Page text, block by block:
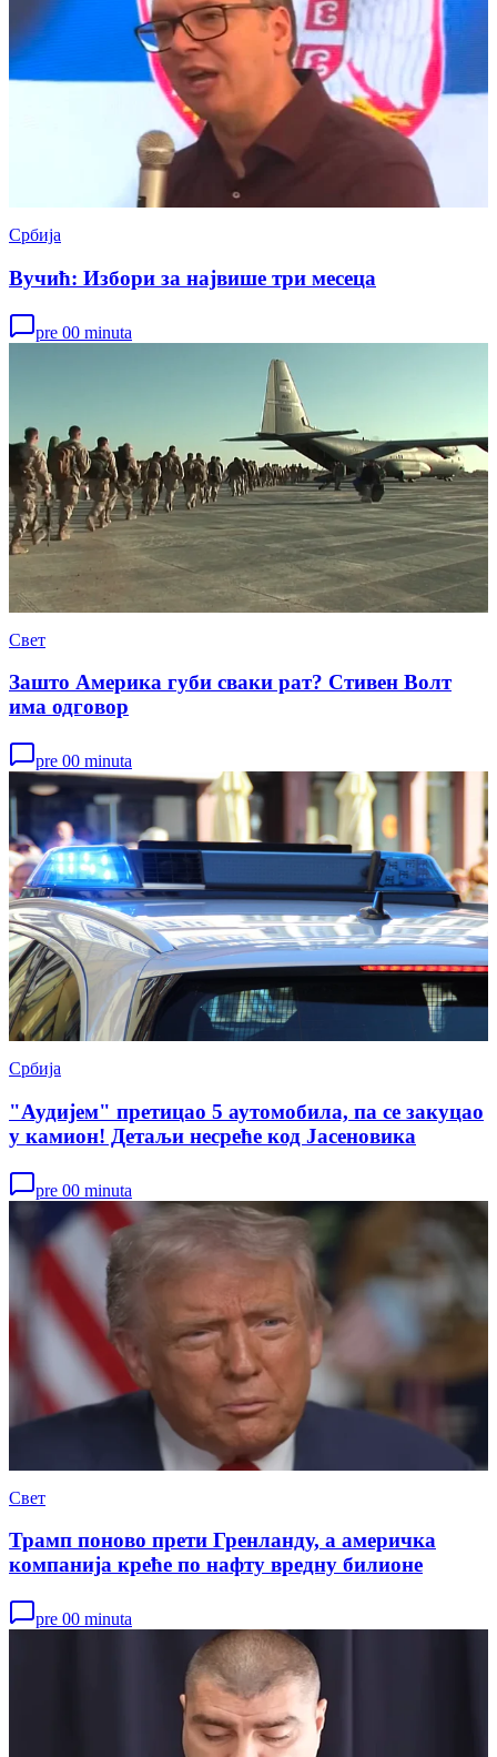
Србија
Вучић: Избори за највише три месеца
pre 00 minuta
Свет
Зашто Америка губи сваки рат? Стивен Волт
има одговор
pre 00 minuta
Србија
"Аудијем" претицао 5 аутомобила, па се закуцао
у камион! Детаљи несреће код Јасеновика
pre 00 minuta
Свет
Трамп поново прети Гренланду, а америчка
компанија креће по нафту вредну билионе
pre 00 minuta